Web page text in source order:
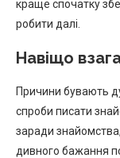
краще спочатку
робити далі.
Навіщо
Причини бувають
спроби писати
заради
дивного бажання